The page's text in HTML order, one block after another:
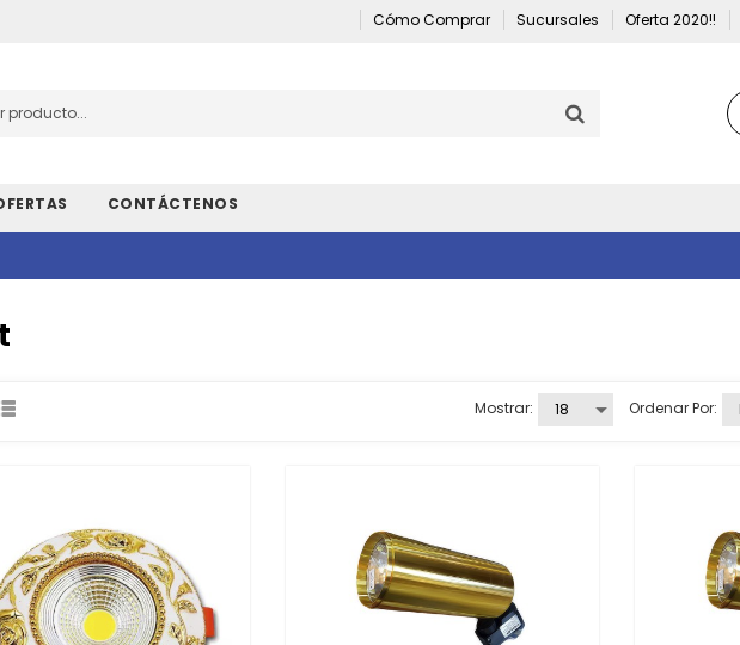
Cómo Comprar Sucursales Oferta 2020!!
CONTÁCTENOS
Mostrar: Ordenar Por: